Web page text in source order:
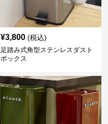
¥3,800 (税込)
足踏み式角型ステンレスダスト
ボックス